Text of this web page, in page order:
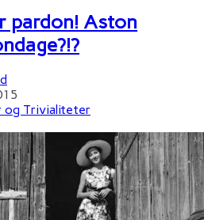
pardon! Aston
og Trivialiteter